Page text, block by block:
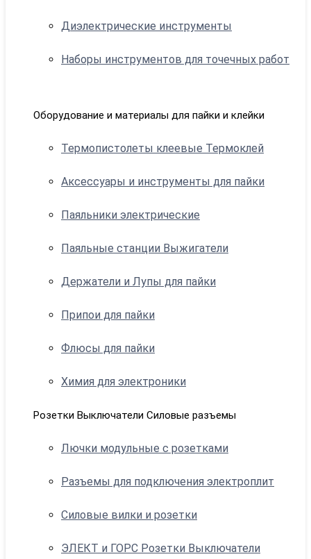
Диэлектрические инструменты
Наборы инструментов для точечных работ
Оборудование и материалы для пайки и клейки
Термопистолеты клеевые Термоклей
Аксессуары и инструменты для пайки
Паяльники электрические
Паяльные станции Выжигатели
Держатели и Лупы для пайки
Припои для пайки
Флюсы для пайки
Химия для электроники
Розетки Выключатели Силовые разъемы
Лючки модульные с розетками
Разъемы для подключения электроплит
Силовые вилки и розетки
ЭЛЕКТ и ГОРС Розетки Выключатели